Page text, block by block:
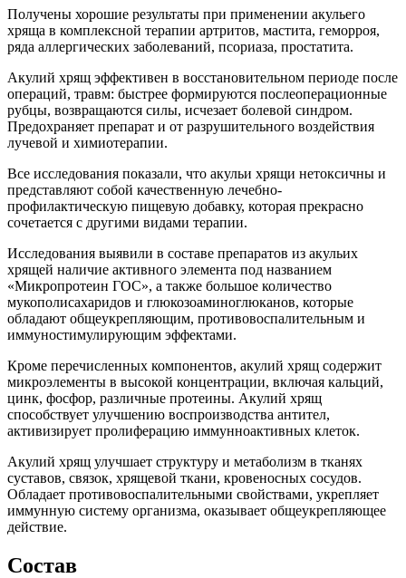
Получены хорошие результаты при применении акульего
хряща в комплексной терапии артритов, мастита, геморроя,
ряда аллергических заболеваний, псориаза, простатита.
Акулий хрящ эффективен в восстановительном периоде после
операций, травм: быстрее формируются послеоперационные
рубцы, возвращаются силы, исчезает болевой синдром.
Предохраняет препарат и от разрушительного воздействия
лучевой и химиотерапии.
Все исследования показали, что акульи хрящи нетоксичны и
представляют собой качественную лечебно-
профилактическую пищевую добавку, которая прекрасно
сочетается с другими видами терапии.
Исследования выявили в составе препаратов из акульих
хрящей наличие активного элемента под названием
«Микропротеин ГОС», а также большое количество
мукополисахаридов и глюкозоаминоглюканов, которые
обладают общеукрепляющим, противовоспалительным и
иммуностимулирующим эффектами.
Кроме перечисленных компонентов, акулий хрящ содержит
микроэлементы в высокой концентрации, включая кальций,
цинк, фосфор, различные протеины. Акулий хрящ
способствует улучшению воспроизводства антител,
активизирует пролиферацию иммунноактивных клеток.
Акулий хрящ улучшает структуру и метаболизм в тканях
суставов, связок, хрящевой ткани, кровеносных сосудов.
Обладает противовоспалительными свойствами, укрепляет
иммунную систему организма, оказывает общеукрепляющее
действие.
Состав